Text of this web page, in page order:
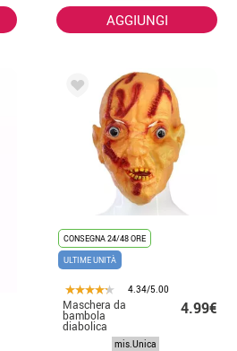
AGGIUNGI
CONSEGNA 24/48 ORE
ULTIME UNITÀ
4.34/5.00
Maschera da
bambola
diabolica
4.99€
mis.Unica